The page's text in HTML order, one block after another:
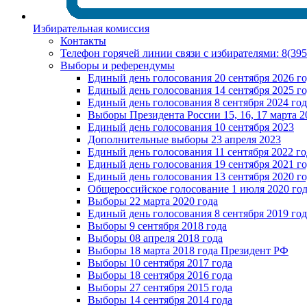
Избирательная комиссия
Контакты
Телефон горячей линии связи с избирателями:
Выборы и референдумы
Единый день голосования 20 сентября 2026
Единый день голосования 14 сентября 2025
Единый день голосования 8 сентября 2024
Выборы Президента России 15, 16, 17 марта
Единый день голосования 10 сентября 2023
Дополнительные выборы 23 апреля 2023
Единый день голосования 11 сентября 2022
Единый день голосования 19 сентября 2021
Единый день голосования 13 сентября 2020
Общероссийское голосование 1 июля 2020
Выборы 22 марта 2020 года
Единый день голосования 8 сентября 2019
Выборы 9 сентября 2018 года
Выборы 08 апреля 2018 года
Выборы 18 марта 2018 года Президент РФ
Выборы 10 сентября 2017 года
Выборы 18 сентября 2016 года
Выборы 27 сентября 2015 года
Выборы 14 сентября 2014 года